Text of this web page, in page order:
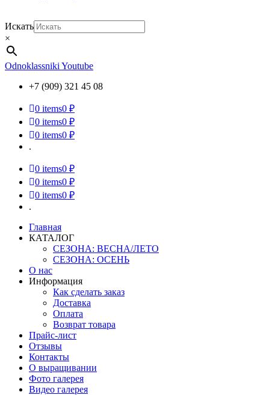
Искать
×
Odnoklassniki Youtube
+7 (909) 321 45 08
0 items0 ₽
0 items0 ₽
0 items0 ₽
.
0 items0 ₽
0 items0 ₽
0 items0 ₽
.
Главная
КАТАЛОГ
СЕЗОНА: ВЕСНА/ЛЕТО
СЕЗОНА: ОСЕНЬ
О нас
Информация
Как сделать заказ
Доставка
Оплата
Возврат товара
Прайс-лист
Отзывы
Контакты
О выращивании
Фото галерея
Видео галерея